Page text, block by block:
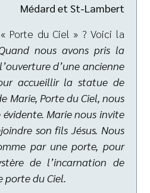
Médard et St-Lambert
Porte du Ciel » ? Voici la
nous avons pris la
d’une ancienne
accueillir la statue de
Marie, Porte du Ciel, nous
Marie nous invite
son fils Jésus. Nous
par une porte, pour
de l’incarnation de
porte du Ciel.